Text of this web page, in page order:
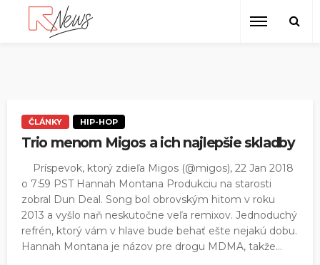
ČLÁNKY HIP-HOP
Trio menom Migos a ich najlepšie skladby
Príspevok, ktorý zdieľa Migos (@migos), 22 Jan 2018
o 7:59 PST Hannah Montana Produkciu na starosti
zobral Dun Deal. Song bol obrovským hitom v roku
2013 a vyšlo naň neskutočne veľa remixov. Jednoduchý
refrén, ktorý vám v hlave bude behať ešte nejakú dobu.
Hannah Montana je názov pre drogu MDMA, takže...